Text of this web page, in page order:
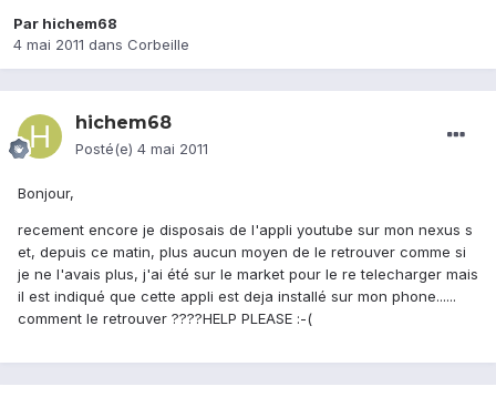
Par hichem68
4 mai 2011 dans Corbeille
hichem68
Posté(e) 4 mai 2011
Bonjour,
recement encore je disposais de l'appli youtube sur mon nexus s
et, depuis ce matin, plus aucun moyen de le retrouver comme si
je ne l'avais plus, j'ai été sur le market pour le re telecharger mais
il est indiqué que cette appli est deja installé sur mon phone......
comment le retrouver ????HELP PLEASE :-(